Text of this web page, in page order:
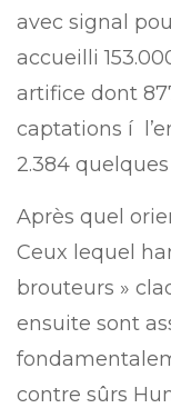
avec signal
accueilli
artifice dont
captations í
2.384
Après quel
Ceux lequel
brouteurs »
ensuite sont
contre sûrs